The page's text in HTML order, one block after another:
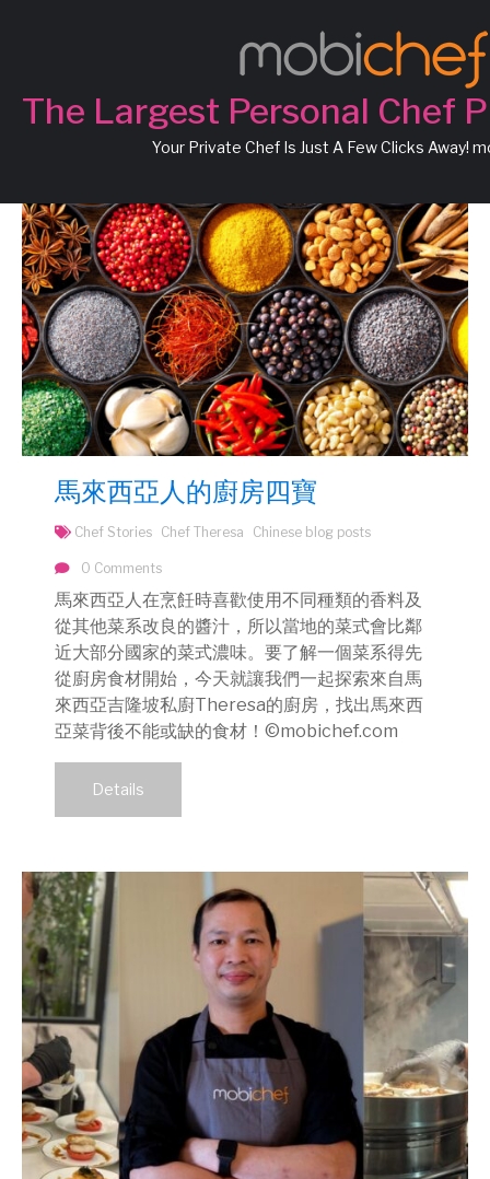
The Largest Personal Chef
Your Private Chef Is Just A Few Clicks Away!
馬來西亞人的廚房四寶
Chef Stories Chef Theresa Chinese blog posts
0 Comments
馬來西亞人在烹飪時喜歡使用不同種類的香料及
從其他菜系改良的醬汁，所以當地的菜式會比鄰
近大部分國家的菜式濃味。要了解一個菜系得先
從廚房食材開始，今天就讓我們一起探索來自馬
來西亞吉隆坡私廚Theresa的廚房，找出馬來西
亞菜背後不能或缺的食材！©mobichef.com
Details